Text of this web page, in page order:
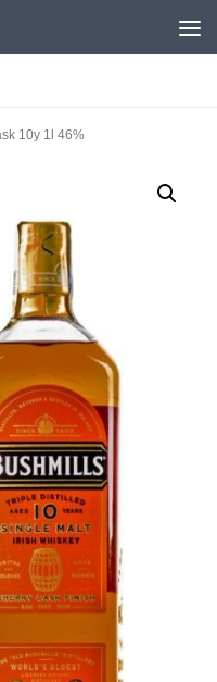
10y 1l 46%